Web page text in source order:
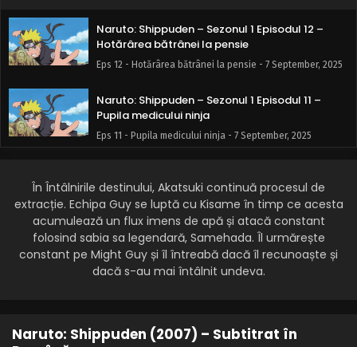
Naruto: Shippuden – Sezonul 1 Episodul 12 –
Hotărârea bătrânei la pensie
Eps 12 - Hotărârea bătrânei la pensie - 7 September, 2025
Naruto: Shippuden – Sezonul 1 Episodul 11 –
Pupila medicului ninja
Eps 11 - Pupila medicului ninja - 7 September, 2025
Jutsu de sigilare: Nouă sigilii ale Dragonului
Fantomă
Eps 10 - Jutsu de sigilare: Nouă sigilii ale Dragonului
Fantomă - 7 September, 2025
Naruto: Shippuden – Sezonul 1 Episodul 9 –
Lacrimile unui Jinchuuriki
Naruto: Shippuden – Sezonul 1 Episodul 8 –
În Întâlnirile destinului, Akatsuki continuă procesul de
extracție. Echipa Guy se luptă cu Kisame în timp ce acesta
acumulează un flux imens de apă și atacă constant
folosind sabia sa legendară, Samehada. Îl urmărește
constant pe Might Guy și îl întreabă dacă îl recunoaște și
dacă s-au mai întâlnit undeva.
Naruto: Shippuden (2007) – Subtitrat în